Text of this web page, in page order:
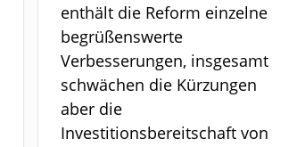
enthält die Reform einzelne
begrüßenswerte
Verbesserungen, insgesamt
schwächen die Kürzungen
aber die
Investitionsbereitschaft von